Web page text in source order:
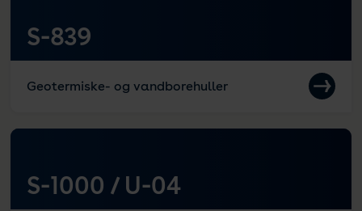
S-839
Geotermiske- og vandborehuller
S-1000 / U-04